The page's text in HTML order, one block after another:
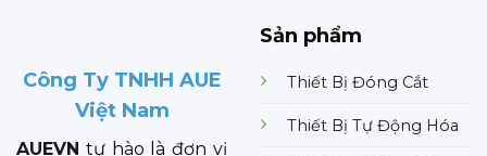
Công Ty TNHH AUE
Việt Nam
AUEVN tự hào là đơn vị
Sản phẩm
Thiết Bị Đóng Cắt
Thiết Bị Tự Động Hóa